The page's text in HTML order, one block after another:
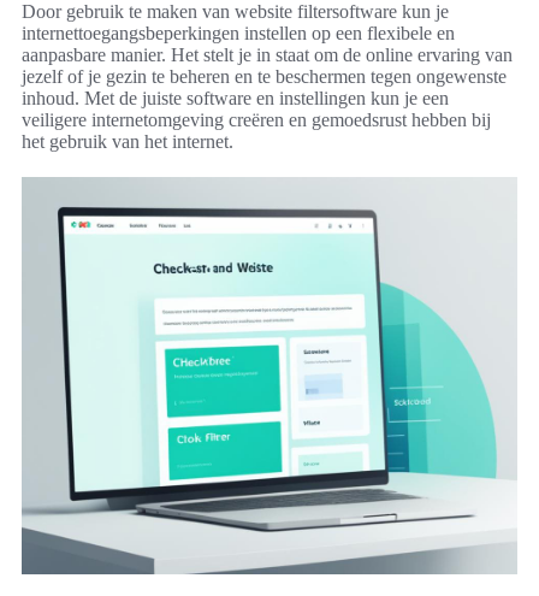
Door gebruik te maken van website filtersoftware kun je
internettoegangsbeperkingen instellen op een flexibele en
aanpasbare manier. Het stelt je in staat om de online ervaring van
jezelf of je gezin te beheren en te beschermen tegen ongewenste
inhoud. Met de juiste software en instellingen kun je een
veiligere internetomgeving creëren en gemoedsrust hebben bij
het gebruik van het internet.